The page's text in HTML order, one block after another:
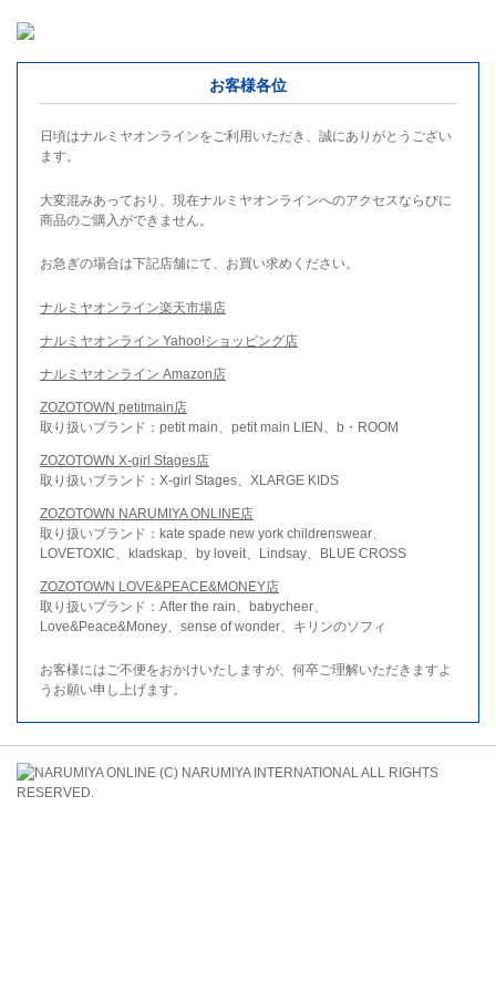
お客様各位
日頃はナルミヤオンラインをご利用いただき、誠にありがとうござい
ます。
大変混みあっており、現在ナルミヤオンラインへのアクセスならびに
商品のご購入ができません。
お急ぎの場合は下記店舗にて、お買い求めください。
ナルミヤオンライン楽天市場店
ナルミヤオンライン Yahoo!ショッピング店
ナルミヤオンライン Amazon店
ZOZOTOWN petitmain店
取り扱いブランド：petit main、petit main LIEN、b・ROOM
ZOZOTOWN X-girl Stages店
取り扱いブランド：X-girl Stages、XLARGE KIDS
ZOZOTOWN NARUMIYA ONLINE店
取り扱いブランド：kate spade new york childrenswear、
LOVETOXIC、kladskap、by loveit、Lindsay、BLUE CROSS
ZOZOTOWN LOVE&PEACE&MONEY店
取り扱いブランド：After the rain、babycheer、
Love&Peace&Money、sense of wonder、キリンのソフィ
お客様にはご不便をおかけいたしますが、何卒ご理解いただきますよ
うお願い申し上げます。